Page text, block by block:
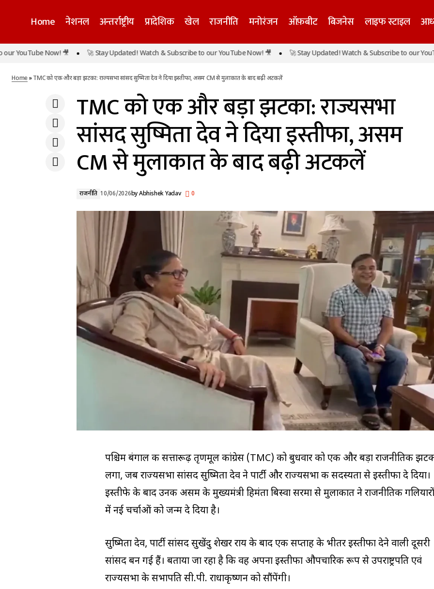
Home नेशनल अन्तर्राष्ट्रीय प्रादेशिक खेल राजनीति मनोरंजन ऑफ़बीट बिजनेस लाइफ स्टाइल
मजीठिया की गिरफ्तारी के बाद CM मान का बड़ा
बयान, बोले- अब नशा कारोबार के ‘सरगनाओं’ की
TMC को एक और बड़ा झटका: राज्यसभा सांसद सुष्मिता देव ने दिया
Now! 🎥 🚀 Stay Updated! Watch & Subscribe to our YouTube Now! 🎥 🚀 Stay Updated! Watch & Subscribe to our YouTube
Home»TMC को एक और बड़ा झटका: राज्यसभा सांसद सुष्मिता देव ने दिया इस्तीफा, असम CM से मुलाकात के बाद बढ़ी अटकलें
TMC को एक और बड़ा झटका: राज्यसभा
सांसद सुष्मिता देव ने दिया इस्तीफा, असम
CM से मुलाकात के बाद बढ़ी अटकलें
राजनीति 10/06/2026byAbhishek Yadav 0
पश्चिम बंगाल की सत्तारूढ़ तृणमूल कांग्रेस (TMC) को बुधवार को एक और बड़ा राजनीतिक
लगा, जब राज्यसभा सांसद सुष्मिता देव ने पार्टी और राज्यसभा की सदस्यता से इस्तीफा दे दिया।
इस्तीफे के बाद उनकी असम के मुख्यमंत्री हिमंता बिस्वा सरमा से मुलाकात ने राजनीतिक गलियारों
में नई चर्चाओं को जन्म दे दिया है।
सुष्मिता देव, पार्टी सांसद सुखेंदु शेखर राय के बाद एक सप्ताह के भीतर इस्तीफा देने वाली दूसरी
सांसद बन गई हैं। बताया जा रहा है कि वह अपना इस्तीफा औपचारिक रूप से उपराष्ट्रपति एवं
राज्यसभा के सभापति सी.पी. राधाकृष्णन को सौंपेंगी।